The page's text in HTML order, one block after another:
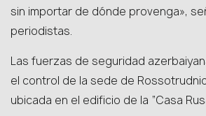
sin importar de dónde provenga»,
periodistas.
Las fuerzas de seguridad
el control de la sede de
ubicada en el edificio de la “Casa